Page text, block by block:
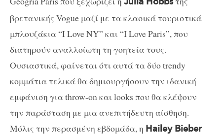
βρετανικής Vogue μαζί με τα κλασικά τουριστικά
μπλουζάκια “I Love NY” και “I Love Paris”, που
διατηρούν αναλλοίωτη τη γοητεία τους.
Ουσιαστικά, φαίνεται ότι αυτά τα δύο trendy
κομμάτια τελικά θα δημιουργήσουν την ιδανική
εμφάνιση για throw-on και looks που θα κλέψουν
την παράσταση με μια ανεπιτήδευτη αίσθηση.
Μόλις την περασμένη εβδομάδα, η Hailey Bieber